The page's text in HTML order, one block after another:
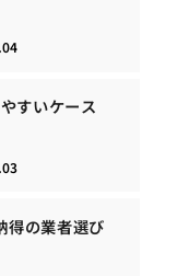
すいケース
得の業者選び